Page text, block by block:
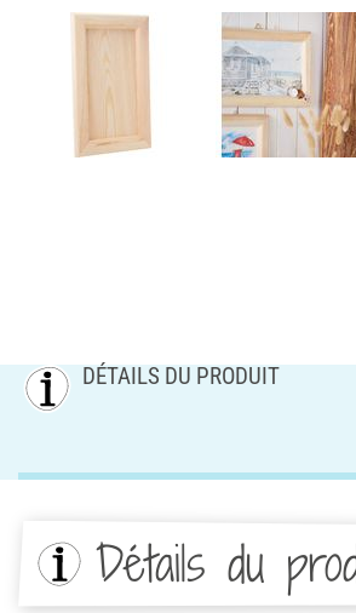
DÉTAILS DU PRODUIT
Détails du